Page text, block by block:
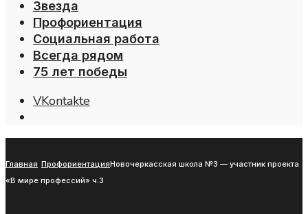
Звезда
Профориентация
Социальная работа
Всегда рядом
75 лет победы
VKontakte
Главная ПрофориентацияНовочеркасская школа №3 — участник проекта
«В мире профессий» ч.3